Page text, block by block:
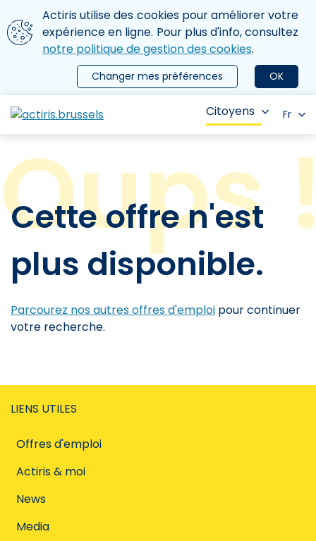
Aller au contenu principal
Nous utilisons des cookies
Actiris utilise des cookies pour améliorer votre
expérience en ligne. Pour plus d'info, consultez
notre politique de gestion des cookies.
OK
Changer mes préférences
le menu
Citoyens Fr
Cette offre n'est
plus disponible.
Parcourez nos autres offres d'emploi pour continuer
votre recherche.
LIENS UTILES
Offres d'emploi
Actiris & moi
News
Media